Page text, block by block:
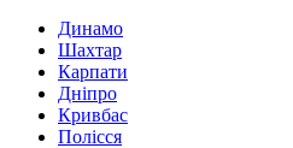
Динамо
Шахтар
Карпати
Дніпро
Кривбас
Полісся